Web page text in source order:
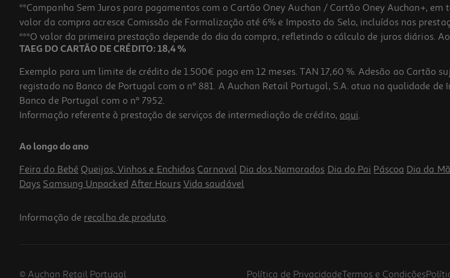
**Campanha Sem Juros para pagamentos com o Cartão Oney Auchan / Cartão Oney Auchan+,
valor da compra acresce Comissão de Formalização até 6% e Imposto do Selo, incluídos nas
***O valor da primeira prestação depende do dia da compra, refletindo o cálculo de juros diários.
TAEG DO CARTÃO DE CRÉDITO: 18,4 %
Exemplo para um limite de crédito de 1.500€ pago em 12 meses. TAN 17,60 %. Adesão ao Cartão
registado no Banco de Portugal com o nº 881. A Auchan Retail Portugal, S.A. atua na qualidade
Banco de Portugal com o nº 7952.
Informação referente à prestação de serviços de intermediação de crédito, aqui.
Ao longo do ano
Feira do Bebé Queijos, Vinhos e Enchidos Carnaval Dia dos Namorados Dia do Pai Páscoa Dia da
Days Samsung Unpacked After Hours Vida saudável
Informação de recolha de produto.
Política de PrivacidadeTermos e Condições
© Auchan Retail Portugal